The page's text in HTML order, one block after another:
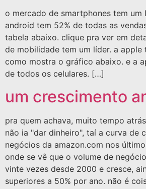
o mercado de smartphones tem um
android tem 52% de todas as
tabela abaixo. clique pra ver em
de mobilidade tem um líder. a apple
como mostra o gráfico abaixo. e a
de todos os celulares. […]
um crescimento
pra quem achava, muito tempo
não ia "dar dinheiro", taí a curva de
negócios da amazon.com nos
onde se vê que o volume de
vinte vezes desde 2000 e cresce,
superiores a 50% por ano. não é